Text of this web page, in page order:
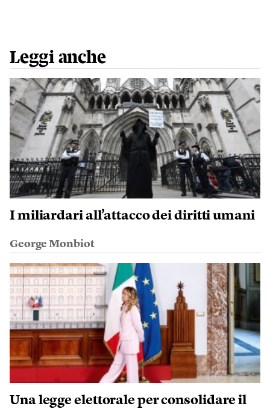
Leggi anche
I miliardari all’attacco dei diritti umani
George Monbiot
Una legge elettorale per consolidare il